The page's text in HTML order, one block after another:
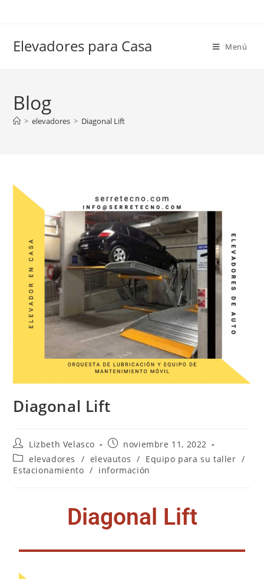
Elevadores para Casa Menú
Blog
> elevadores > Diagonal Lift
Diagonal Lift
Lizbeth Velasco
noviembre 11, 2022
elevadores
/ elevautos / Equipo para su taller /
Estacionamiento / información
Diagonal Lift